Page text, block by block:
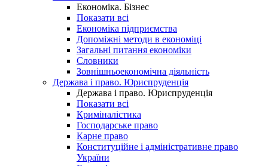
Економіка. Бізнес
Показати всі
Економіка підприємства
Допоміжні методи в економіці
Загальні питання економіки
Словники
Зовнішньоекономічна діяльність
Держава і право. Юриспруденція
Держава і право. Юриспруденція
Показати всі
Криміналістика
Господарське право
Карне право
Конституційне і адміністративне право
України